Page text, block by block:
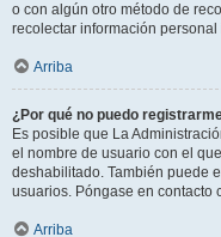
o con algún otro método de
recolectar información
Arriba
¿Por qué no puedo
Es posible que La
el nombre de usuario con el
deshabilitado. También puede
usuarios. Póngase en contacto
Arriba